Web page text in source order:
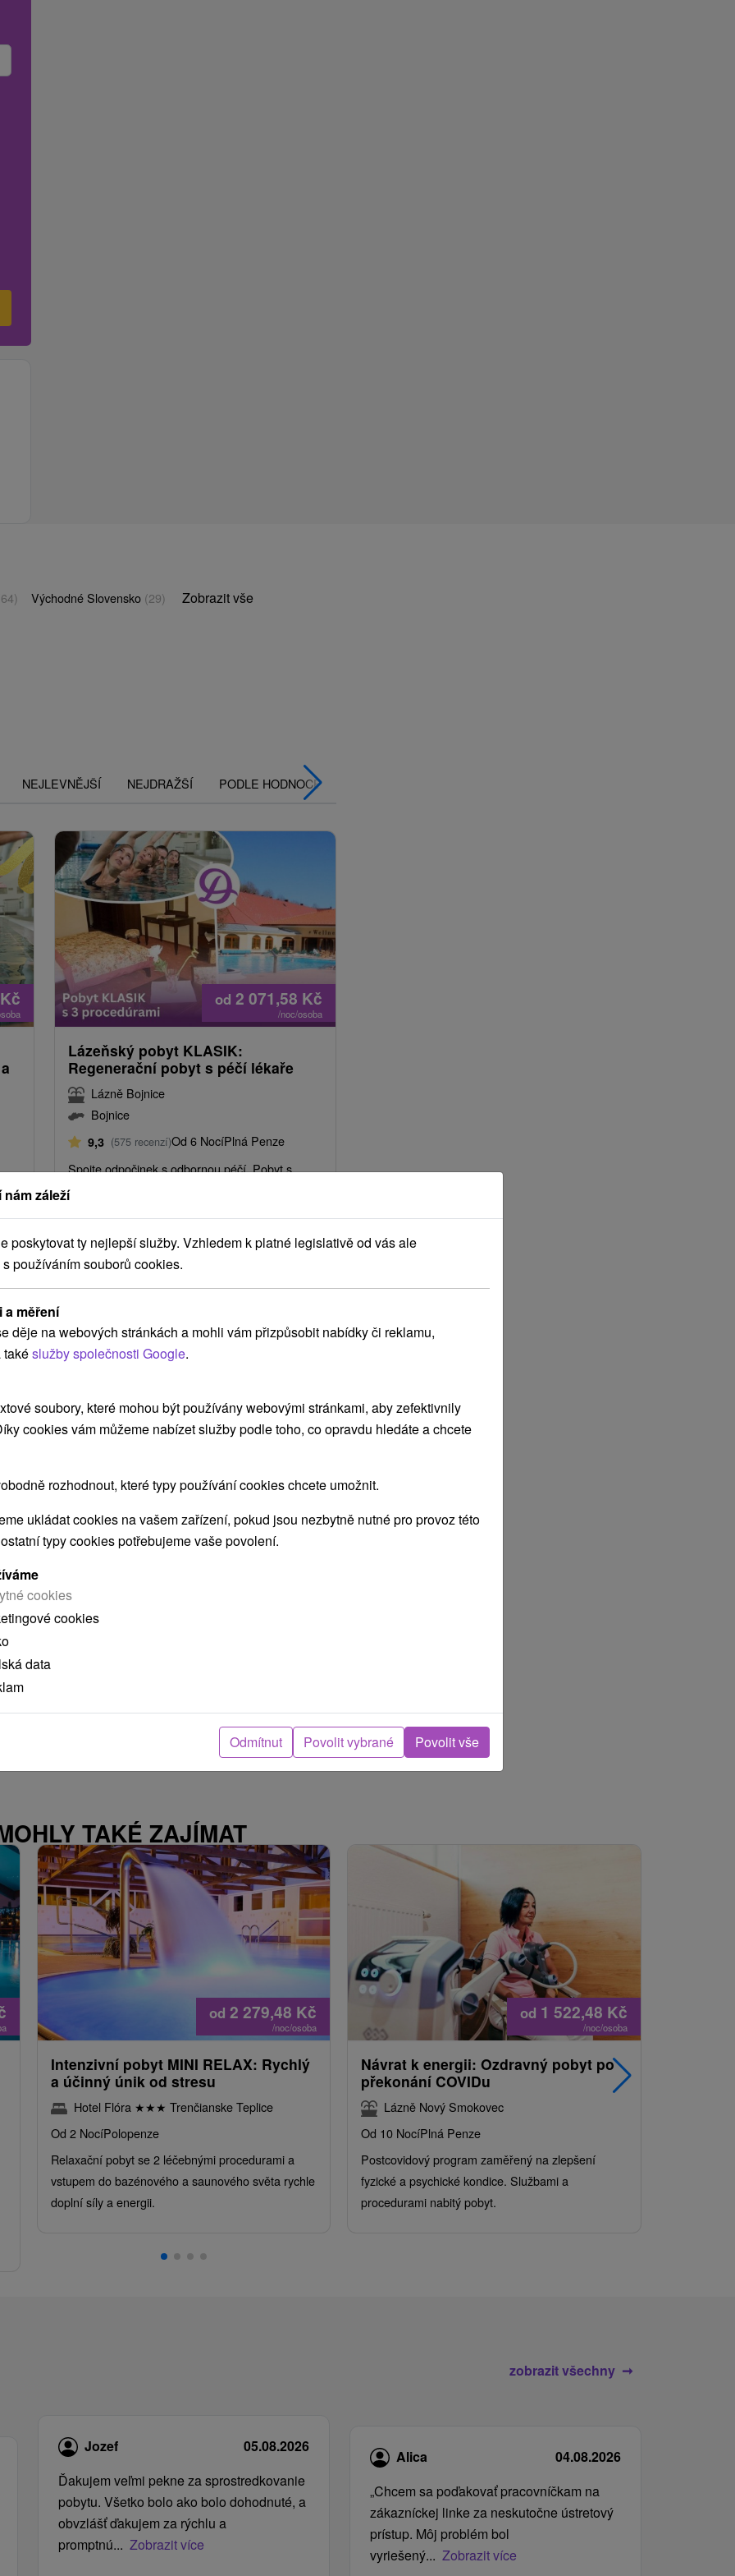
Východné Slovensko (29) Zobrazit vše
NEJLEVNĚJŠÍ NEJDRAŽŠÍ PODLE HODNOCENÍ
Kč
-
od 2 071,58 Kč
/noc/osoba
Lázeňský pobyt KLASIK:
Regenerační pobyt s péčí lékaře
Lázně Bojnice
Bojnice
9,3 (575 recenzí)Od 6 NocíPlná Penze
Spojte odpočinek s odbornou péčí. Pobyt s
plnou penzí, lékařskými konzultacemi a
TAKÉ ZAJÍMAT
od 2 279,48 Kč
/noc/osoba
Intenzivní pobyt MINI RELAX: Rychlý
a účinný únik od stresu
Hotel Flóra ★★★ Trenčianske Teplice
Od 2 NocíPolopenze
Relaxační pobyt se 2 léčebnými procedurami a
vstupem do bazénového a saunového světa rychle
doplní síly a energii.
od 1 522,48 Kč
/noc/osoba
Návrat k energii: Ozdravný pobyt po
překonání COVIDu
Lázně Nový Smokovec
Od 10 NocíPlná Penze
Postcovidový program zaměřený na zlepšení
fyzické a psychické kondice. Službami a
procedurami nabitý pobyt.
zobrazit všechny
Jozef
05.08.2026
Ďakujem veľmi pekne za sprostredkovanie
pobytu. Všetko bolo ako bolo dohodnuté, a
obvzlášť ďakujem za rýchlu a
promptnú... Zobrazit více
Alica
04.08.2026
„Chcem sa poďakovať pracovníčkam na
zákazníckej linke za neskutočne ústretový
prístup. Môj problém bol
vyriešený... Zobrazit více
záleží
poskytovat ty nejlepší služby. Vzhledem k platné legislativě od vás ale
používáním souborů cookies.
a měření
děje na webových stránkách a mohli vám přizpůsobit nabídky či reklamu,
takéslužby společnosti Google.
soubory, které mohou být používány webovými stránkami, aby zefektivnily
cookies vám můžeme nabízet služby podle toho, co opravdu hledáte a chcete
rozhodnout, které typy používání cookies chcete umožnit.
ukládat cookies na vašem zařízení, pokud jsou nezbytně nutné pro provoz této
typy cookies potřebujeme vaše povolení.
cookies
cookies
data
Odmítnut Povolit vybrané Povolit vše